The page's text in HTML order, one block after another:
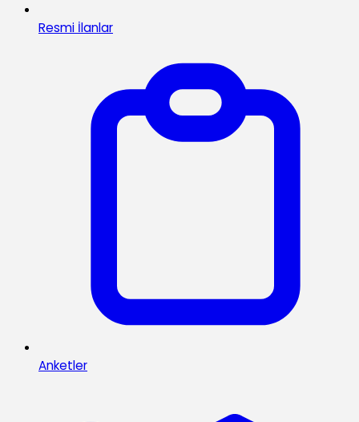
Resmi İlanlar
Anketler